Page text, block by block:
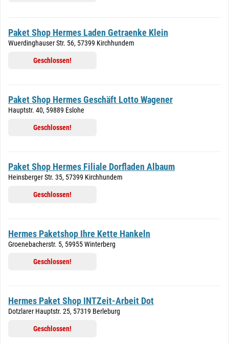
Paket Shop Hermes Laden Getraenke Klein
Wuerdinghauser Str. 56, 57399 Kirchhundem
Geschlossen!
Paket Shop Hermes Geschäft Lotto Wagener
Hauptstr. 40, 59889 Eslohe
Geschlossen!
Paket Shop Hermes Filiale Dorfladen Albaum
Heinsberger Str. 35, 57399 Kirchhundem
Geschlossen!
Hermes Paketshop Ihre Kette Hankeln
Groenebacherstr. 5, 59955 Winterberg
Geschlossen!
Hermes Paket Shop INTZeit-Arbeit Dot
Dotzlarer Hauptstr. 25, 57319 Berleburg
Geschlossen!